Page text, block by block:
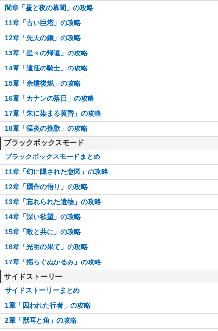
間章「昼と夜の幕間」の攻略
11章「古い巨塔」の攻略
12章「先天の鎖」の攻略
13章「星々の帰還」の攻略
14章「遠征の騎士」の攻略
15章「余燼復燃」の攻略
16章「カナンの落日」の攻略
17章「朱に染まる黄昏」の攻略
18章「猛炎の挽歌」の攻略
ブラックボックスモード
ブラックボックスモードまとめ
11章「幻に隠された意図」の攻略
12章「贋作の悟り」の攻略
13章「忘れられた遺物」の攻略
14章「深い欲望」の攻略
15章「敵と共に」の攻略
16章「光明の果て」の攻略
17章「揺らぐぬかるみ」の攻略
サイドストーリー
サイドストーリーまとめ
1章「囚われた行者」の攻略
2章「獣耳と角」の攻略